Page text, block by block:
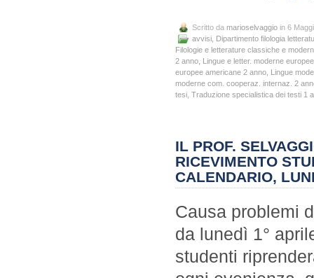
Scritto da marioselvaggio in 6
avvisi, Dipartimento filologia
Filologie e letterature classiche e
2 anno, Lingue e letter. moderne
europee americane 2 anno, Lingue
moderne com. cooperaz. internaz. 2
tesi, Traduzione specialistica dei testi 1
IL PROF.
RICEVIMENTO
CALENDARIO,
Causa problemi
da lunedì 1°
studenti